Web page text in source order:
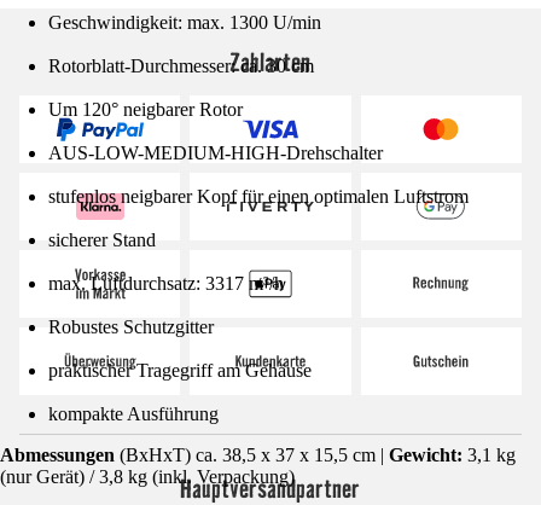
Geschwindigkeit: max. 1300 U/min
Rotorblatt-Durchmesser: ca. 30 cm
Um 120° neigbarer Rotor
AUS-LOW-MEDIUM-HIGH-Drehschalter
stufenlos neigbarer Kopf für einen optimalen Luftstrom
sicherer Stand
max. Luftdurchsatz: 3317 m³/h
Robustes Schutzgitter
praktischer Tragegriff am Gehäuse
kompakte Ausführung
Abmessungen (BxHxT) ca. 38,5 x 37 x 15,5 cm | Gewicht: 3,1 kg
(nur Gerät) / 3,8 kg (inkl. Verpackung)
Zahlarten
Hauptversandpartner